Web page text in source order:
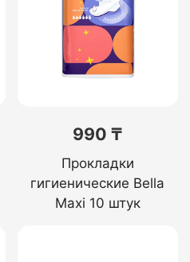
990 ₸
Прокладки
гигиенические Bella
Maxi 10 штук